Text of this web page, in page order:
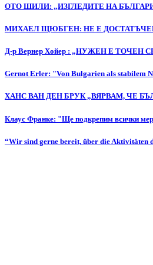
ОТО ШИЛИ: „ИЗГЛЕДИТЕ НА
МИХАЕЛ ЩЮБГЕН: НЕ Е
Д-р Вернер Хойер : „НУЖЕН Е ТОЧЕН
Gernot Erler: "Von Bulgarien als stabilem
ХАНС ВАН ДЕН БРУК „ВЯРВАМ, ЧЕ
Клаус Франке: "Ще подкрепим всички
“Wir sind gerne bereit, über die Aktivitäten